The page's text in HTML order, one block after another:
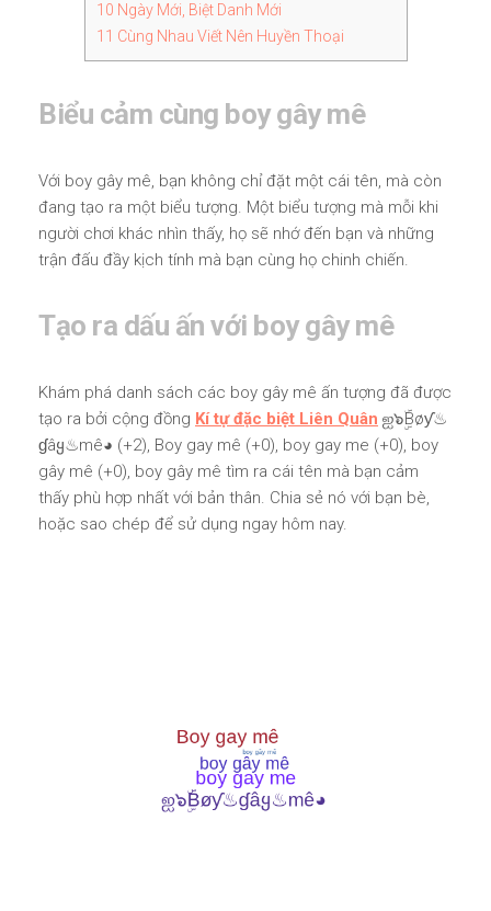
10 Ngày Mới, Biệt Danh Mới
11 Cùng Nhau Viết Nên Huyền Thoại
Biểu cảm cùng boy gây mê
Với boy gây mê, bạn không chỉ đặt một cái tên, mà còn
đang tạo ra một biểu tượng. Một biểu tượng mà mỗi khi
người chơi khác nhìn thấy, họ sẽ nhớ đến bạn và những
trận đấu đầy kịch tính mà bạn cùng họ chinh chiến.
Tạo ra dấu ấn với boy gây mê
Khám phá danh sách các boy gây mê ấn tượng đã được
tạo ra bởi cộng đồng Kí tự đặc biệt Liên Quân ஐ๖ۣۜBøƴ♨
ɠâყ♨mê◕ (+2), Boy gay mê (+0), boy gay me (+0), boy
gây mê (+0), boy gây mê tìm ra cái tên mà bạn cảm
thấy phù hợp nhất với bản thân. Chia sẻ nó với bạn bè,
hoặc sao chép để sử dụng ngay hôm nay.